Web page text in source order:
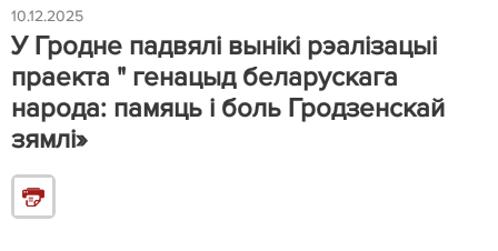
10.12.2025
У Гродне падвялі вынікі рэалізацыі
праекта " генацыд беларускага
народа: памяць і боль Гродзенскай
зямлі»